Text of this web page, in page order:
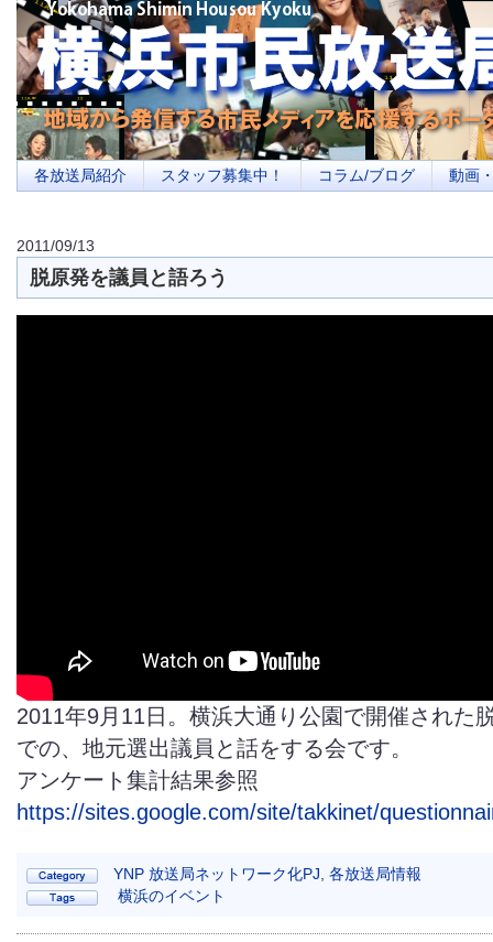
横浜の地域メディア、地域・市民・放送局・メディアを応援するポータルサ
を目指します
各放送局紹介 スタッフ募集中！ コラム/ブログ 動画
2011/09/13
脱原発を議員と語ろう
2011年9月11日。横浜大通り公園で開催された
での、地元選出議員と話をする会です。
アンケート集計結果参照
https://sites.google.com/site/takkinet/
YNP 放送局ネットワーク化PJ, 各放送局情報
横浜のイベント